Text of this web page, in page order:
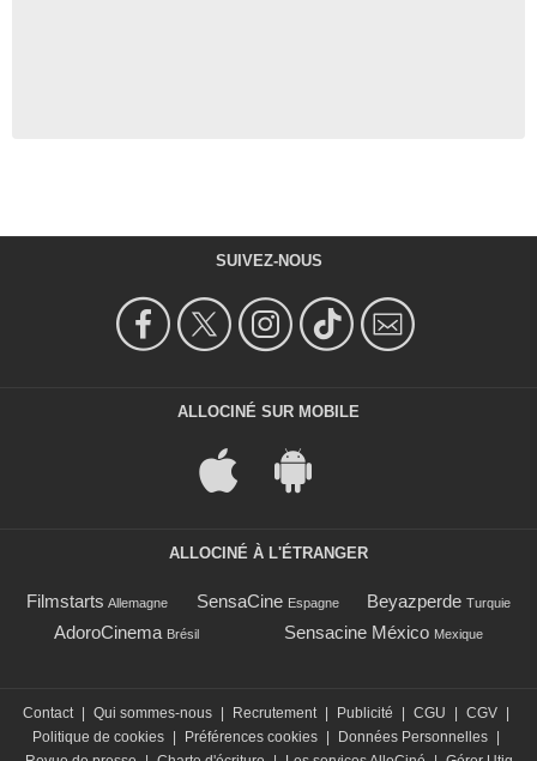
SUIVEZ-NOUS
ALLOCINÉ SUR MOBILE
ALLOCINÉ À L'ÉTRANGER
Filmstarts Allemagne SensaCine Espagne Beyazperde Turquie
AdoroCinema Brésil Sensacine México Mexique
Contact Qui sommes-nous Recrutement Publicité CGU CGV
Politique de cookies
Préférences cookies Données Personnelles